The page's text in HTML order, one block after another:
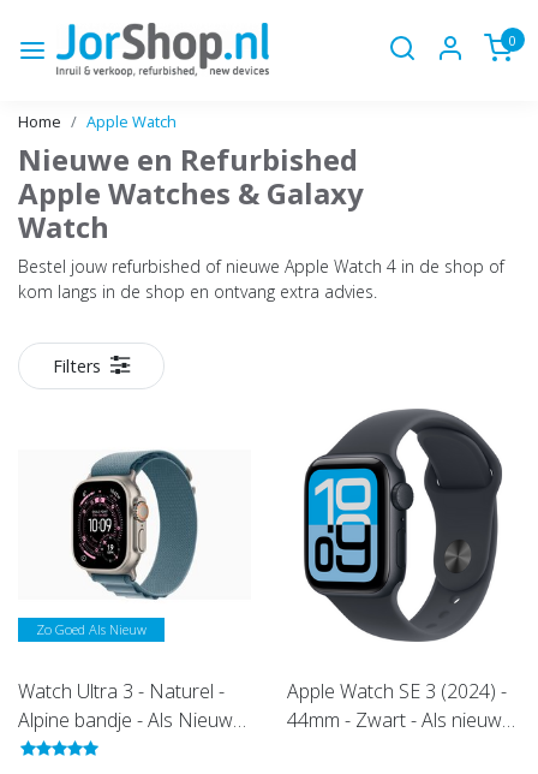
0
Home Apple Watch
Nieuwe en Refurbished
Apple Watches & Galaxy
Watch
Bestel jouw refurbished of nieuwe Apple Watch 4 in de shop of
kom langs in de shop en ontvang extra advies.
Filters
Zo Goed Als Nieuw
Watch Ultra 3 - Naturel -
Alpine bandje - Als Nieuw
(Marge)
Apple Watch SE 3 (2024) -
44mm - Zwart - Als nieuw